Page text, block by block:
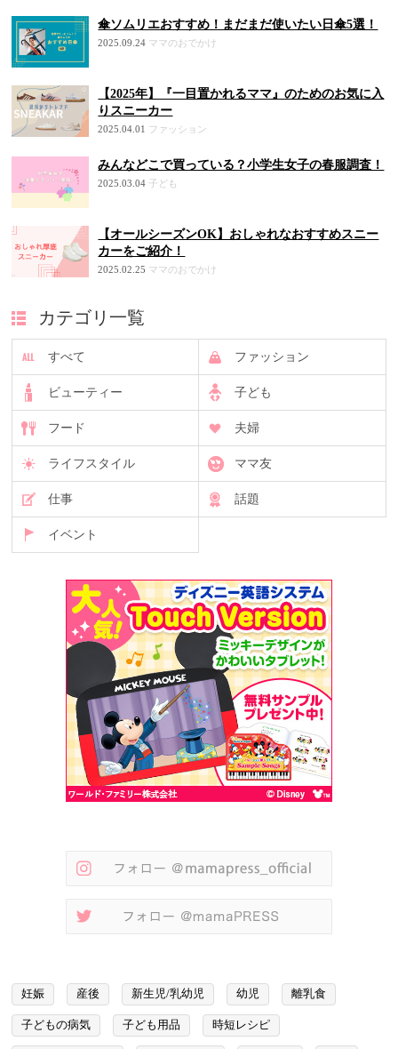
傘ソムリエおすすめ！まだまだ使いたい日傘5選！
2025.09.24 ママのおでかけ
【2025年】『一目置かれるママ』のためのお気に入
りスニーカー
2025.04.01 ファッション
みんなどこで買っている？小学生女子の春服調査！
2025.03.04 子ども
【オールシーズンOK】おしゃれなおすすめスニー
カーをご紹介！
2025.02.25 ママのおでかけ
カテゴリ一覧
すべて ファッション
ビューティー 子ども
フード 夫婦
ライフスタイル ママ友
仕事 話題
イベント
妊娠 産後 新生児/乳幼児 幼児 離乳食
子どもの病気 子ども用品 時短レシピ